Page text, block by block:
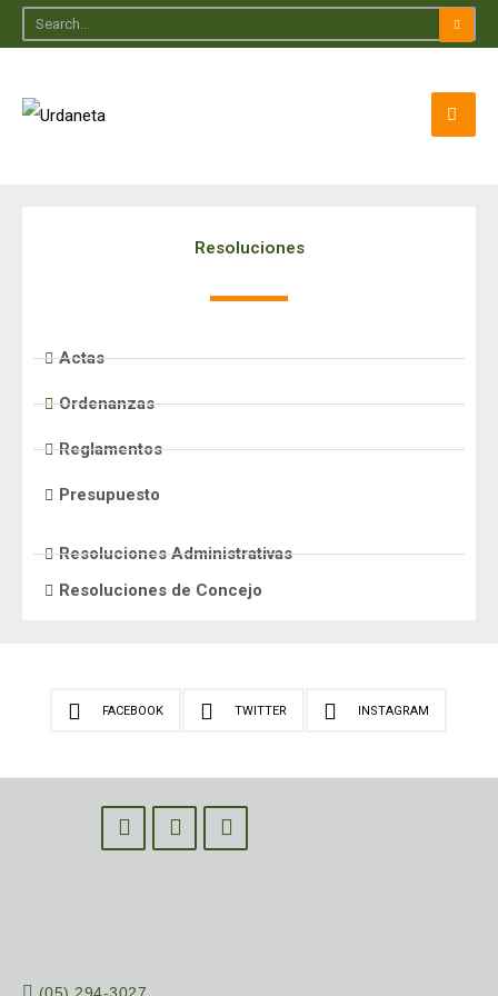
Resoluciones
Actas
Ordenanzas
Reglamentos
Presupuesto
Resoluciones Administrativas
Resoluciones de Concejo
FACEBOOK TWITTER INSTAGRAM